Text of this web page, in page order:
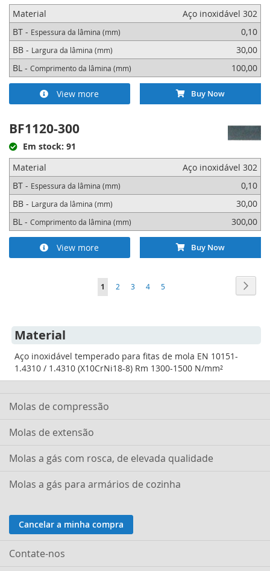
Material
Aço inoxidável 302
BT - Espessura da lâmina (mm)
0,10
BB - Largura da lâmina (mm)
30,00
BL - Comprimento da lâmina (mm) 100,00
View more Buy Now
BF1120-300
Em stock: 91
Material
Aço inoxidável 302
BT - Espessura da lâmina (mm)
0,10
BB - Largura da lâmina (mm)
30,00
BL - Comprimento da lâmina (mm) 300,00
View more Buy Now
Página
Está
ler
1 Página
2 Página
3 Página
4 Página
5
Material
Aço inoxidável temperado para fitas de mola EN 10151-
1.4310 / 1.4310 (X10CrNi18-8) Rm 1300-1500 N/mm²
Molas de compressão
Molas de extensão
Molas a gás com rosca, de elevada qualidade
Molas a gás para armários de cozinha
Cancelar a minha compra
Contate-nos